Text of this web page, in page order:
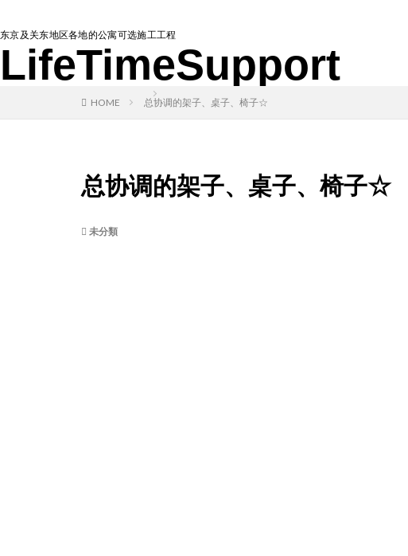
东京及关东地区各地的公寓可选施工工程
LifeTimeSupport
HOME 总协调的架子、桌子、椅子☆
总协调的架子、桌子、椅子☆
未分類